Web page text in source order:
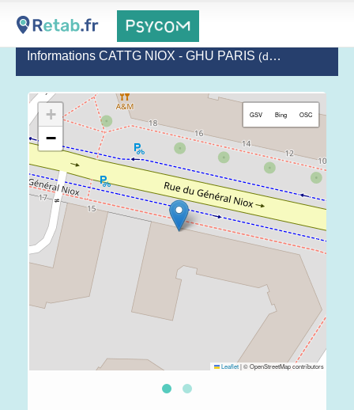
Informations CATTG NIOX - GHU PARIS (dernière mise à jour le 2026-03-04)
+
−
GSV Bing OSC
Leaflet|© OpenStreetMap contributors